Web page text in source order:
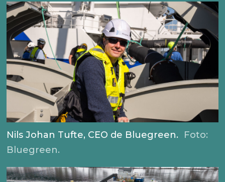
Nils Johan Tufte, CEO de Bluegreen.
Foto:
Bluegreen.